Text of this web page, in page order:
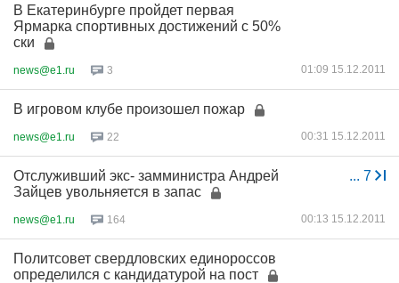
В Екатеринбурге пройдет первая
Ярмарка спортивных достижений с 50%
ски
news@e1.ru 3 01:09 15.12.2011
В игровом клубе произошел пожар
news@e1.ru 22 00:31 15.12.2011
... 7
Отслуживший экс- замминистра Андрей
Зайцев увольняется в запас
news@e1.ru 164 00:13 15.12.2011
Политсовет свердловских единороссов
определился с кандидатурой на пост